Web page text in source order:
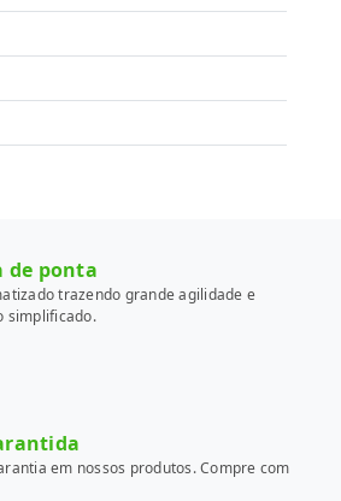
de ponta
trazendo grande agilidade e
simplificado.
em nossos produtos. Compre com